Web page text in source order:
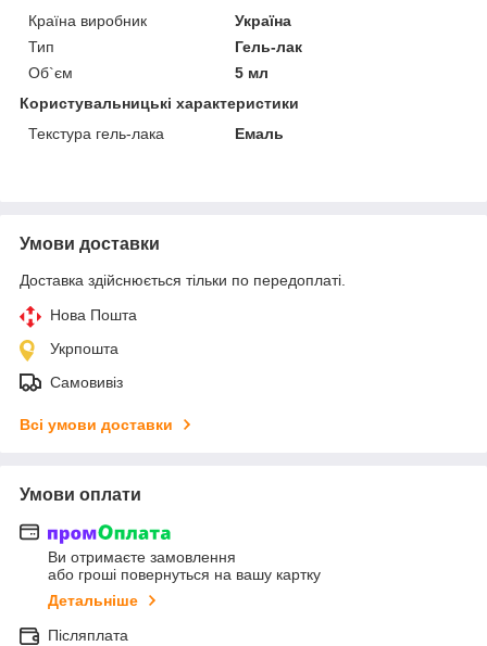
Країна виробник
Україна
Тип
Гель-лак
Об`єм
5 мл
Користувальницькі характеристики
Текстура гель-лака
Емаль
Умови доставки
Доставка здійснюється тільки по передоплаті.
Нова Пошта
Укрпошта
Самовивіз
Всі умови доставки
Умови оплати
Ви отримаєте замовлення
або гроші повернуться на вашу картку
Детальніше
Післяплата